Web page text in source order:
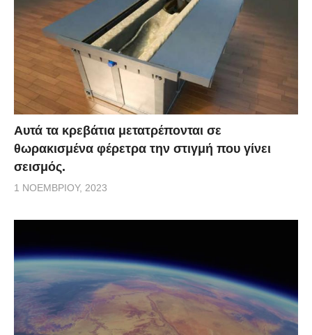
Αυτά τα κρεβάτια μετατρέπονται σε
θωρακισμένα φέρετρα την στιγμή που γίνει
σεισμός.
1 ΝΟΕΜΒΡΊΟΥ, 2023